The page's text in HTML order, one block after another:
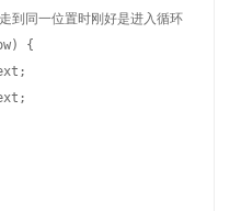
到同一位置时刚好是进入循环
{